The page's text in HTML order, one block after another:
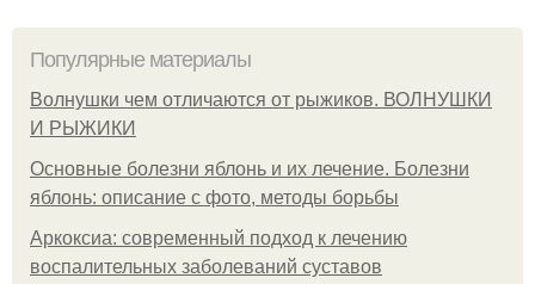
Популярные материалы
Волнушки чем отличаются от рыжиков. ВОЛНУШКИ
И РЫЖИКИ
Основные болезни яблонь и их лечение. Болезни
яблонь: описание с фото, методы борьбы
Аркоксиа: современный подход к лечению
воспалительных заболеваний суставов